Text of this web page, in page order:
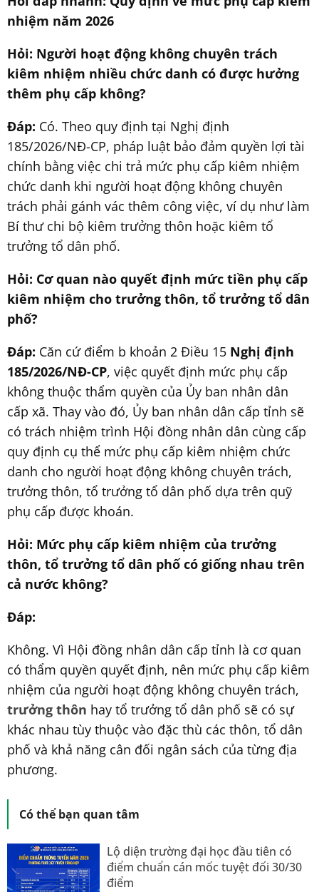
nhiệm năm 2026
Hỏi: Người hoạt động không chuyên trách
kiêm nhiệm nhiều chức danh có được hưởng
thêm phụ cấp không?
Đáp: Có. Theo quy định tại Nghị định
185/2026/NĐ-CP, pháp luật bảo đảm quyền lợi tài
chính bằng việc chi trả mức phụ cấp kiêm nhiệm
chức danh khi người hoạt động không chuyên
trách phải gánh vác thêm công việc, ví dụ như làm
Bí thư chi bộ kiêm trưởng thôn hoặc kiêm tổ
trưởng tổ dân phố.
Hỏi: Cơ quan nào quyết định mức tiền phụ cấp
kiêm nhiệm cho trưởng thôn, tổ trưởng tổ dân
phố?
Đáp: Căn cứ điểm b khoản 2 Điều 15 Nghị định
185/2026/NĐ-CP, việc quyết định mức phụ cấp
không thuộc thẩm quyền của Ủy ban nhân dân
cấp xã. Thay vào đó, Ủy ban nhân dân cấp tỉnh sẽ
có trách nhiệm trình Hội đồng nhân dân cùng cấp
quy định cụ thể mức phụ cấp kiêm nhiệm chức
danh cho người hoạt động không chuyên trách,
trưởng thôn, tổ trưởng tổ dân phố dựa trên quỹ
phụ cấp được khoán.
Hỏi: Mức phụ cấp kiêm nhiệm của trưởng
thôn, tổ trưởng tổ dân phố có giống nhau trên
cả nước không?
Đáp:
Không. Vì Hội đồng nhân dân cấp tỉnh là cơ quan
có thẩm quyền quyết định, nên mức phụ cấp kiêm
nhiệm của người hoạt động không chuyên trách,
trưởng thôn hay tổ trưởng tổ dân phố sẽ có sự
khác nhau tùy thuộc vào đặc thù các thôn, tổ dân
phố và khả năng cân đối ngân sách của từng địa
phương.
Có thể bạn quan tâm
Lộ diện trường đại học đầu tiên có
điểm chuẩn cán mốc tuyệt đối 30/30
điểm